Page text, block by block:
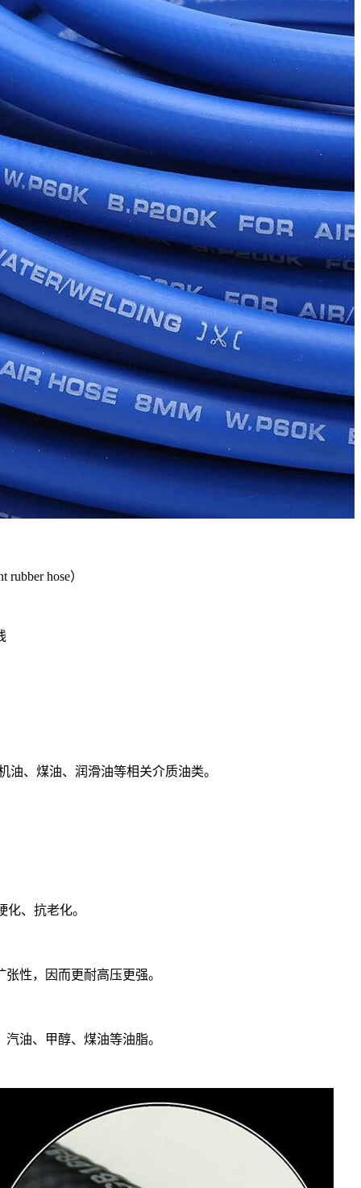
rubber hose）
、煤油、润滑油等相关介质油类。
、抗老化。
性，因而更耐高压更强。
油、甲醇、煤油等油脂。